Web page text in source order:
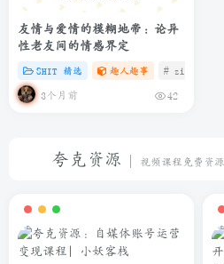
友情与爱情的模糊地带：论异
性老友间的情感界定
SHIT 精选 趣人趣事 # zibll
3个月前 42
夸克资源 视频课程免费资源